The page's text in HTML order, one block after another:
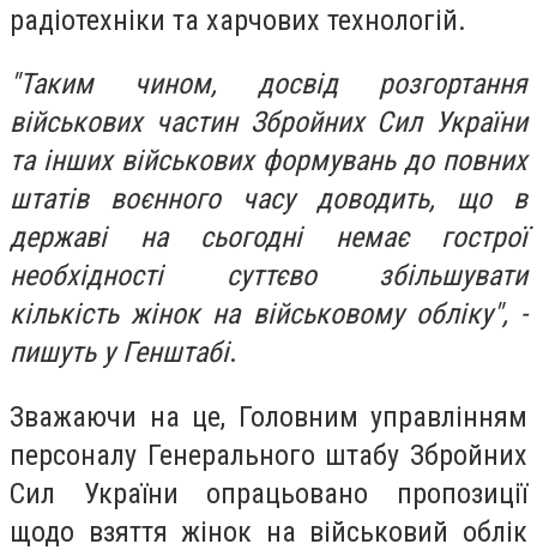
радіотехніки та харчових технологій.
"Таким чином, досвід розгортання
військових частин Збройних Сил України
та інших військових формувань до повних
штатів воєнного часу доводить, що в
державі на сьогодні немає гострої
необхідності суттєво збільшувати
кількість жінок на військовому обліку", -
пишуть у Генштабі.
Зважаючи на це, Головним управлінням
персоналу Генерального штабу Збройних
Сил України опрацьовано пропозиції
щодо взяття жінок на військовий облік